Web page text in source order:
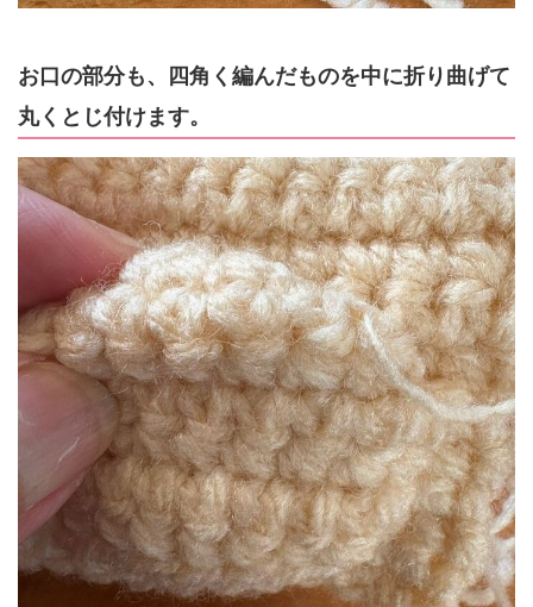
お口の部分も、四角く編んだものを中に折り曲げて
丸くとじ付けます。